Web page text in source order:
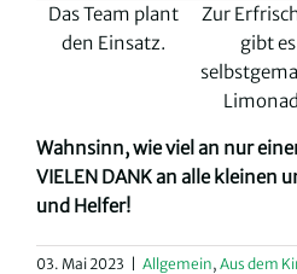
Das Team plant
den Einsatz.
Zur
gibt es
Wahnsinn, wie viel an nur
VIELEN DANK an alle kleinen
und Helfer!
03. Mai 2023 | Allgemein, Aus dem